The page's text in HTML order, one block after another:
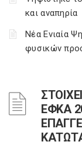
και αναπηρία
Νέα Ενιαία
φυσικών
ΕΦΚΑ